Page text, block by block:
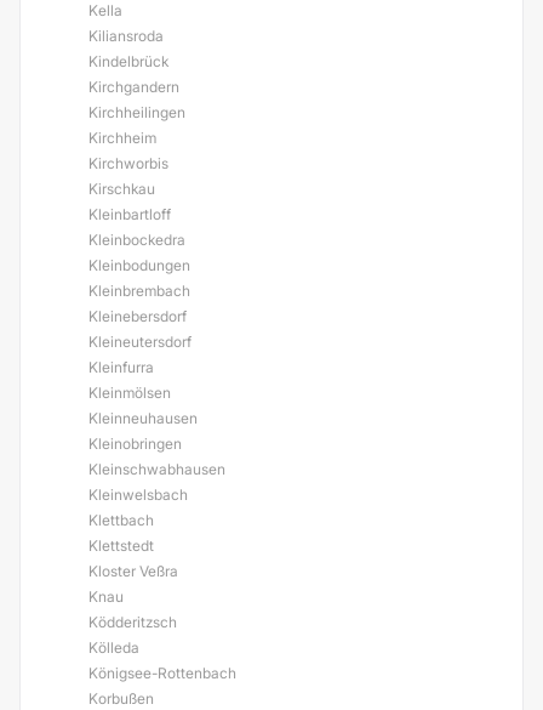
Kella
Kiliansroda
Kindelbrück
Kirchgandern
Kirchheilingen
Kirchheim
Kirchworbis
Kirschkau
Kleinbartloff
Kleinbockedra
Kleinbodungen
Kleinbrembach
Kleinebersdorf
Kleineutersdorf
Kleinfurra
Kleinmölsen
Kleinneuhausen
Kleinobringen
Kleinschwabhausen
Kleinwelsbach
Klettbach
Klettstedt
Kloster Veßra
Knau
Ködderitzsch
Kölleda
Königsee-Rottenbach
Korbußen